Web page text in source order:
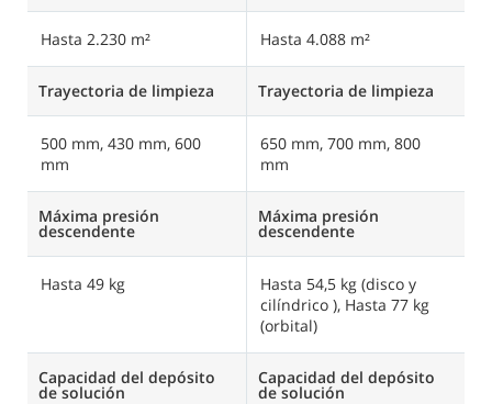
Hasta 2.230 m²
Trayectoria de limpieza
500 mm, 430 mm, 600
mm
Máxima presión
descendente
Hasta 49 kg
Capacidad del depósito
de solución
Hasta 4.088 m²
Trayectoria de limpieza
650 mm, 700 mm, 800
mm
Máxima presión
descendente
Hasta 54,5 kg (disco y
cilíndrico ), Hasta 77 kg
(orbital)
Capacidad del depósito
de solución